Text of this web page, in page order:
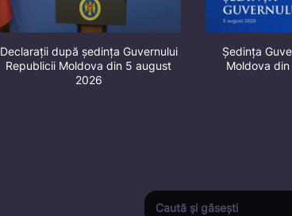
Declarații după ședința Guvernului
Republicii Moldova din 5 august
2026
Ședința
Moldova